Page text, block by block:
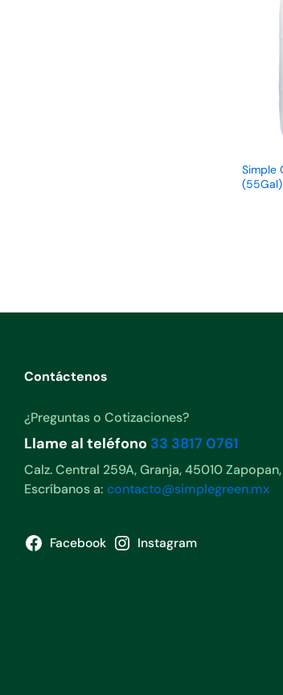
Simple
(55Gal)
Contáctenos
¿Preguntas o Cotizaciones?
Llame al teléfono 33 3817 0761
Calz. Central 259A, Granja, 45010
Escríbanos a: contacto@simplegreen.mx
Facebook Instagram